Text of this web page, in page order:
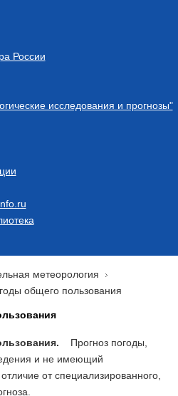
России
исследования и прогнозы"
метеорология
общего пользования
Прогноз погоды,
и не имеющий
от специализированного,